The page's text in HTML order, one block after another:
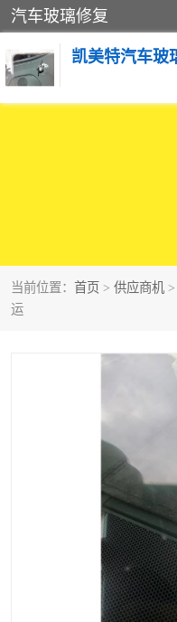
汽车玻璃修复
凯美特汽车玻
当前位置： 首页 > 供应商机
运